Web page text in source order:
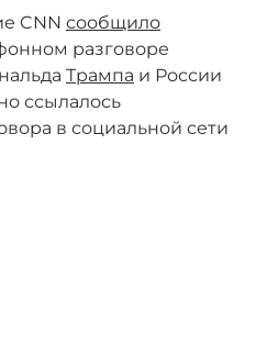
CNN сообщило
разговоре
Трампа и России
ссылалось
в социальной сети